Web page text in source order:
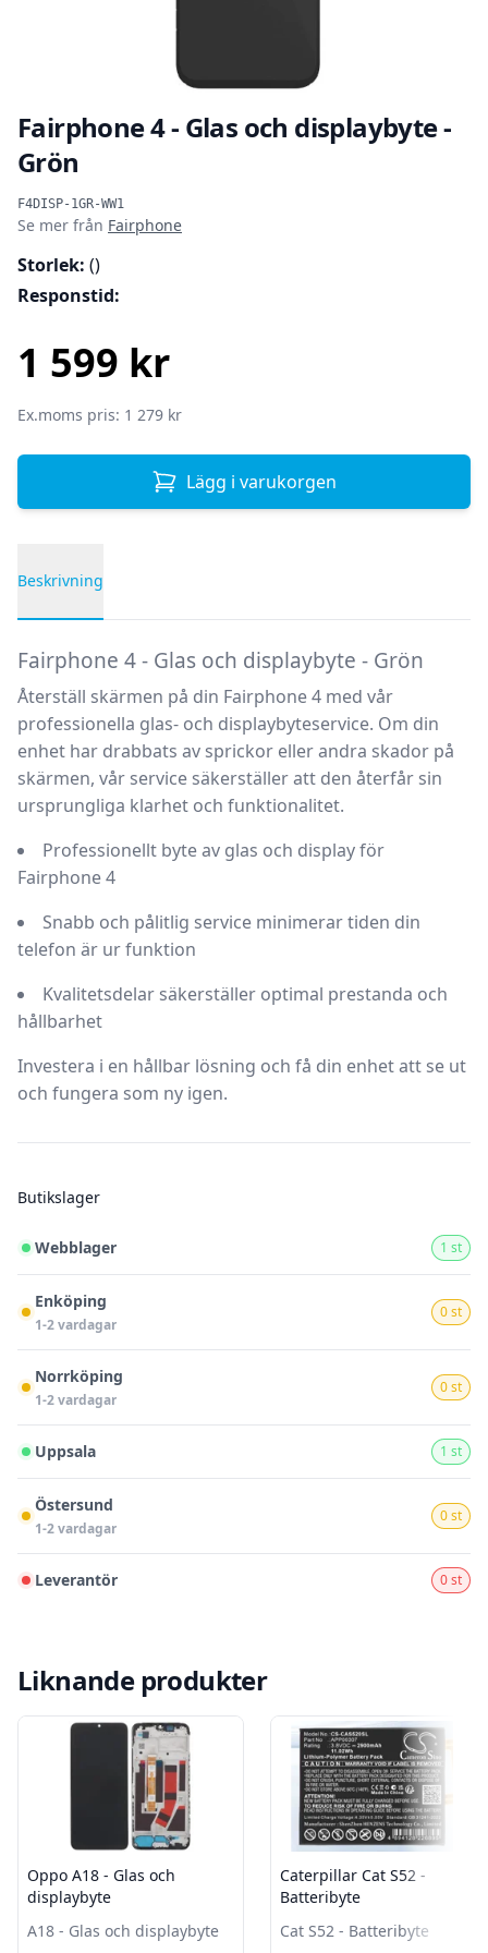
Fairphone 4 - Glas och displaybyte -
Grön
F4DISP-1GR-WW1
Produktinformation
Se mer från Fairphone
Storlek: ()
Responstid:
1 599 kr
Ex.moms pris: 1 279 kr
Lägg i varukorgen
Beskrivning
Fairphone 4 - Glas och displaybyte - Grön
Återställ skärmen på din Fairphone 4 med vår
professionella glas- och displaybyteservice. Om din
enhet har drabbats av sprickor eller andra skador på
skärmen, vår service säkerställer att den återfår sin
ursprungliga klarhet och funktionalitet.
Professionellt byte av glas och display för
Fairphone 4
Snabb och pålitlig service minimerar tiden din
telefon är ur funktion
Kvalitetsdelar säkerställer optimal prestanda och
hållbarhet
Investera i en hållbar lösning och få din enhet att se ut
och fungera som ny igen.
Butikslager
Webblager 1 st
Enköping
1-2 vardagar
0 st
Norrköping
1-2 vardagar
0 st
Uppsala 1 st
Östersund
1-2 vardagar
0 st
Leverantör 0 st
Liknande produkter
Oppo A18 - Glas och
displaybyte
A18 - Glas och displaybyte
Caterpillar Cat S52 -
Batteribyte
Cat S52 - Batteribyte